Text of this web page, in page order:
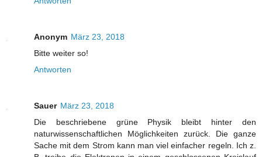
Anonym März 23, 2018
Bitte weiter so!
Antworten
Sauer März 23, 2018
Die beschriebene grüne Physik bleibt hinter den
naturwissenschaftlichen Möglichkeiten zurück. Die ganze
Sache mit dem Strom kann man viel einfacher regeln. Ich z.